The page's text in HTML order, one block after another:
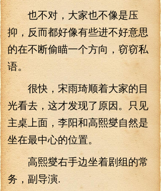
也不对，大家也不像是压
抑，反而都好像有些进不好意思
的在不断偷瞄一个方向，窃窃私
语。
很快，宋雨琦顺着大家的目
光看去，这才发现了原因。只见
主桌上面，李阳和高熙燮自然是
坐在最中心的位置。
高熙燮右手边坐着剧组的常
务，副导演.